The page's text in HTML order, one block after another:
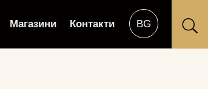
Магазини Контакти U